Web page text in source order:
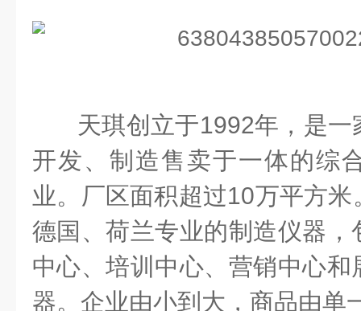
天琪创立于1992年，是一
开发、制造售卖于一体的综
业。厂区面积超过10万平方米
德国、荷兰专业的制造仪器
中心、培训中心、营销中心
器。企业由小到大，商品由单